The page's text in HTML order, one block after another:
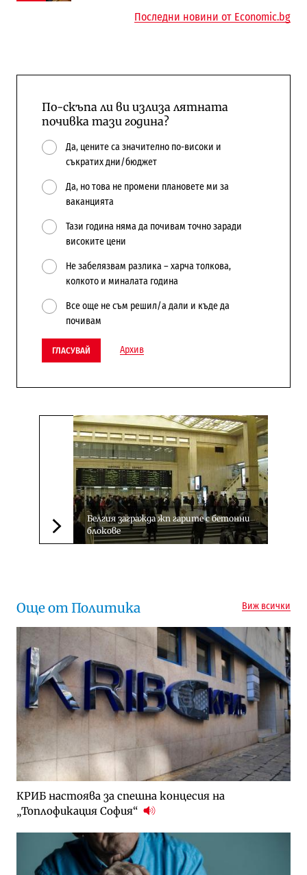
Последни новини от Economic.bg
По-скъпа ли ви излиза лятната
почивка тази година?
Да, цените са значително по-високи и
съкратих дни/бюджет
Да, но това не промени плановете ми за
ваканцията
Тази година няма да почивам точно заради
високите цени
Не забелязвам разлика – харча толкова,
колкото и миналата година
Все още не съм решил/а дали и къде да
почивам
ГЛАСУВАЙ Архив
Следваща новина
Белгия загражда жп гарите с бетонни
блокове
Още от Политика Виж всички
КРИБ настоява за спешна концесия на
„Топлофикация София“